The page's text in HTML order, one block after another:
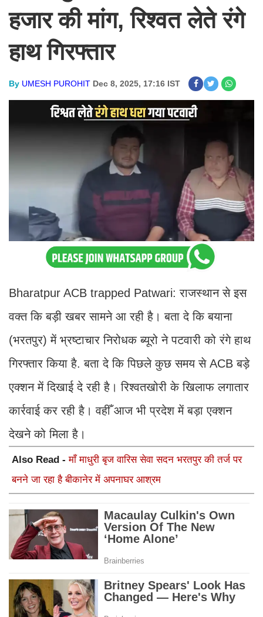
हजार की मांग, रिश्वत लेते रंगे
हाथ गिरफ्तार
By UMESH PUROHIT Dec 8, 2025, 17:16 IST
Bharatpur ACB trapped Patwari: राजस्थान से इस
वक्त कि बड़ी खबर सामने आ रही है। बता दे कि बयाना
(भरतपुर) में भ्रष्टाचार निरोधक ब्यूरो ने पटवारी को रंगे हाथ
गिरफ्तार किया है. बता दे कि पिछले कुछ समय से ACB बड़े
एक्शन में दिखाई दे रही है। रिश्वतखोरी के खिलाफ लगातार
कार्रवाई कर रही है। वहीँ आज भी प्रदेश में बड़ा एक्शन
देखने को मिला है।
Also Read -माँ माधुरी बृज वारिस सेवा सदन भरतपुर की तर्ज पर
बनने जा रहा है बीकानेर में अपनाघर आश्रम